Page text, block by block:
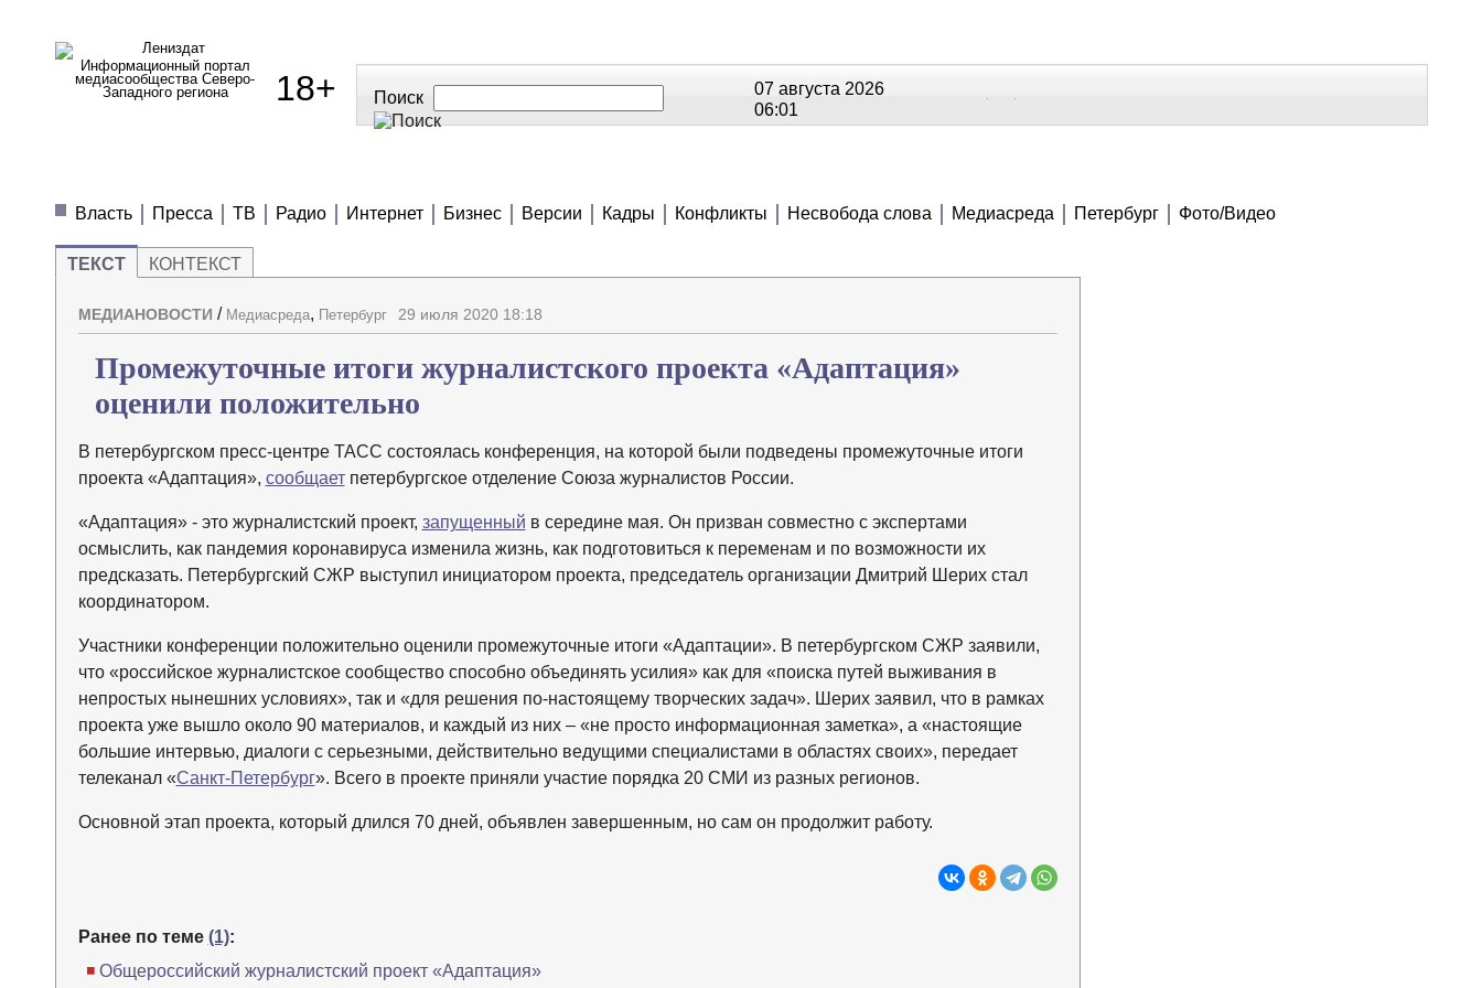
Информационный портал
медиасообщества Северо-
Западного региона
18+ Поиск
07 августа 2026
06:01
Власть
Пресса ТВ Радио Интернет Бизнес Версии Кадры Конфликты Несвобода слова Медиасреда Петербург Фото/Видео
ТЕКСТ КОНТЕКСТ
МЕДИАНОВОСТИ / Медиасреда, Петербург 29 июля 2020 18:18
Промежуточные итоги журналистского проекта «Адаптация»
оценили положительно
В петербургском пресс-центре ТАСС состоялась конференция, на которой были подведены промежуточные итоги
проекта «Адаптация», сообщаетпетербургское отделение Союза журналистов России.
«Адаптация» - это журналистский проект, запущенный в середине мая. Он призван совместно с экспертами
осмыслить, как пандемия коронавируса изменила жизнь, как подготовиться к переменам и по возможности их
предсказать. Петербургский СЖР выступил инициатором проекта, председатель организации Дмитрий Шерих стал
координатором.
Участники конференции положительно оценили промежуточные итоги «Адаптации». В петербургском СЖР заявили,
что «российское журналистское сообщество способно объединять усилия» как для «поиска путей выживания в
непростых нынешних условиях», так и «для решения по-настоящему творческих задач». Шерих заявил, что в рамках
проекта уже вышло около 90 материалов, и каждый из них – «не просто информационная заметка», а «настоящие
большие интервью, диалоги с серьезными, действительно ведущими специалистами в областях своих», передает
телеканал «Санкт-Петербург». Всего в проекте приняли участие порядка 20 СМИ из разных регионов.
Основной этап проекта, который длился 70 дней, объявлен завершенным, но сам он продолжит работу.
Ранее по теме (1):
Общероссийский журналистский проект «Адаптация»